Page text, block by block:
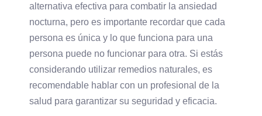
alternativa efectiva para combatir la ansiedad
nocturna, pero es importante recordar que cada
persona es única y lo que funciona para una
persona puede no funcionar para otra. Si estás
considerando utilizar remedios naturales, es
recomendable hablar con un profesional de la
salud para garantizar su seguridad y eficacia.